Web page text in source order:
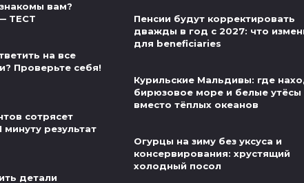
вам?
ТЕСТ
на все
Проверьте себя!
сотрясет
минуту результат
детали
Пенсии будут корректировать
дважды в год с 2027: что
для beneficiaries
Курильские Мальдивы: где
бирюзовое море и белые утёсы
вместо тёплых океанов
Огурцы на зиму без уксуса и
консервирования: хрустящий
холодный посол